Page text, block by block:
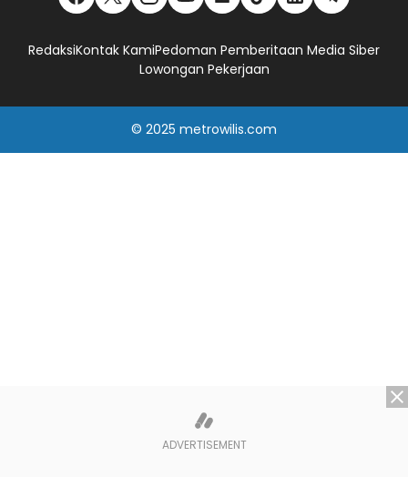
RedaksiKontak KamiPedoman Pemberitaan Media Siber
Lowongan Pekerjaan
© 2025 metrowilis.com